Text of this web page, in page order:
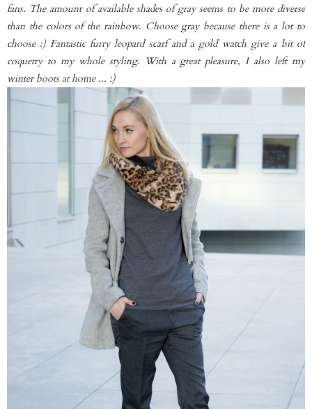
fans. The amount of available shades of gray seems to be more diverse
than the colors of the rainbow. Choose gray because there is a lot to
choose :) Fantastic furry leopard scarf and a gold watch give a bit of
coquetry to my whole styling. With a great pleasure, I also left my
winter boots at home ... :)